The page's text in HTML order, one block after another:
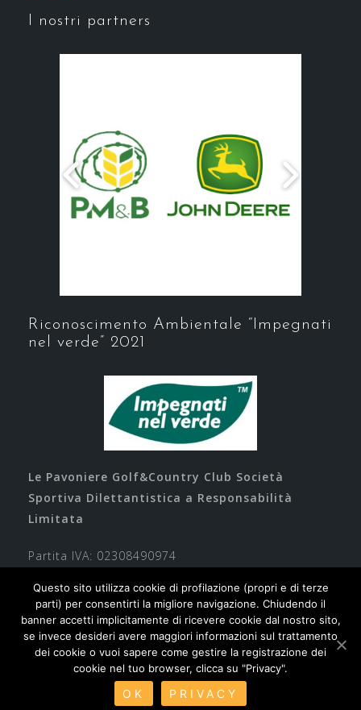
I nostri partners
Riconoscimento Ambientale “Impegnati
nel verde” 2021
Le Pavoniere Golf&Country Club Società
Sportiva Dilettantistica a Responsabilità
Limitata
Partita IVA: 02308490974
Contatti Privacy
Cookie
Safeguarding
Questo sito utilizza cookie di profilazione (propri e di terze
parti) per consentirti la migliore navigazione. Chiudendo il
banner accetti implicitamente di ricevere cookie dal nostro sito,
se invece desideri avere maggiori informazioni sul trattamento
dei cookie o vuoi sapere come gestire la registrazione dei
cookie nel tuo browser, clicca su "Privacy".
OK PRIVACY